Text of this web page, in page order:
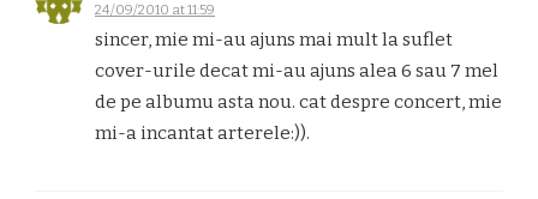
24/09/2010 at 11:59
sincer, mie mi-au ajuns mai mult la suflet
cover-urile decat mi-au ajuns alea 6 sau 7 mel
de pe albumu asta nou. cat despre concert, mie
mi-a incantat arterele:)).